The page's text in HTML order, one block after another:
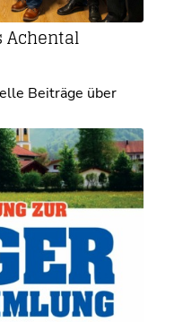
Achental
Beiträge über